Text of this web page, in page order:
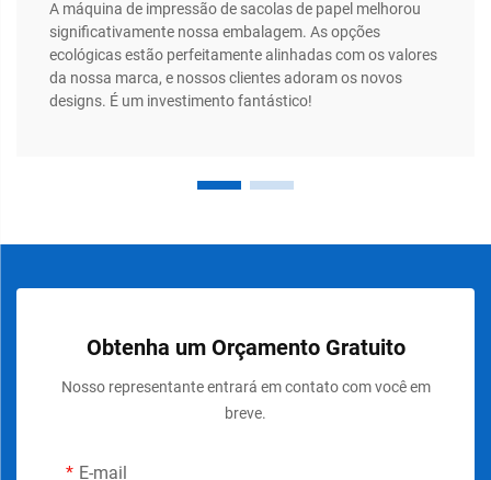
A máquina de impressão de sacolas de papel melhorou
significativamente nossa embalagem. As opções
ecológicas estão perfeitamente alinhadas com os valores
da nossa marca, e nossos clientes adoram os novos
designs. É um investimento fantástico!
Obtenha um Orçamento Gratuito
Nosso representante entrará em contato com você em
breve.
E-mail